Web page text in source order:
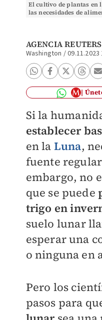
El cultivo de plantas
las necesidades de
AGENCIA REUTERS
Washington /09.11.2023
Si la
establecer
en la Luna,
fuente
embargo, no
que se puede
trigo en
suelo lunar
esperar una
o ninguna en
Pero los
pasos para